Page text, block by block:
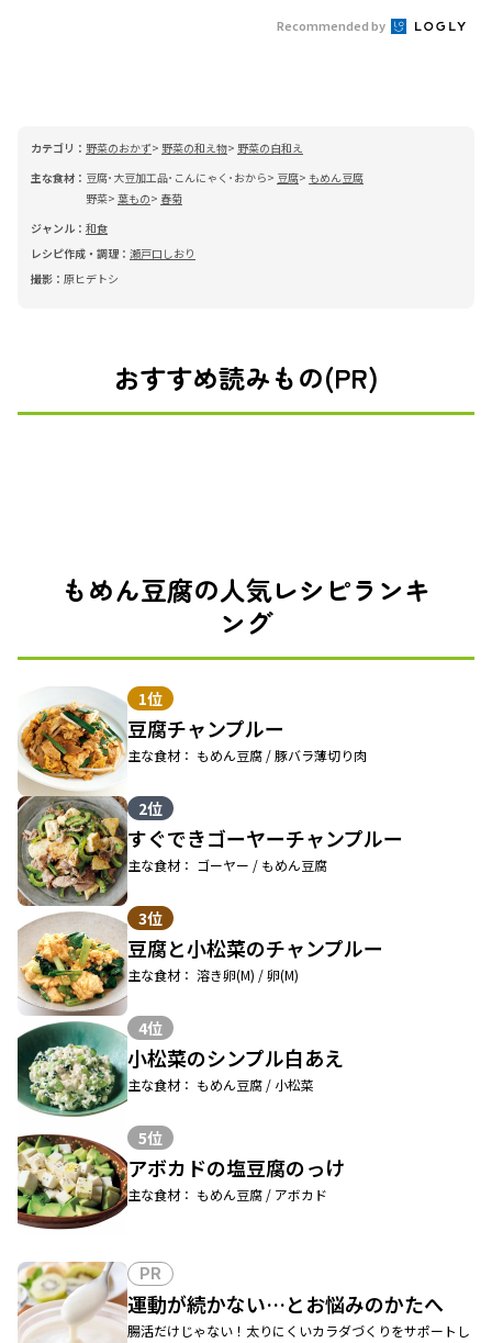
Recommended by
カテゴリ： 野菜のおかず 野菜の和え物
野菜の白和え
主な食材： 豆腐･大豆加工品･こんにゃく･おから 豆腐
もめん豆腐
野菜 葉もの
春菊
ジャンル： 和食
レシピ作成・調理： 瀬戸口しおり
撮影： 原ヒデトシ
おすすめ読みもの(PR)
もめん豆腐の人気レシピランキ
ング
1位
豆腐チャンプルー
主な食材： もめん豆腐 / 豚バラ薄切り肉
2位
すぐできゴーヤーチャンプルー
主な食材： ゴーヤー / もめん豆腐
3位
豆腐と小松菜のチャンプルー
主な食材： 溶き卵(M) / 卵(M)
4位
小松菜のシンプル白あえ
主な食材： もめん豆腐 / 小松菜
5位
アボカドの塩豆腐のっけ
主な食材： もめん豆腐 / アボカド
PR
運動が続かない…とお悩みのかたへ
腸活だけじゃない！太りにくいカラダづくりをサポートし